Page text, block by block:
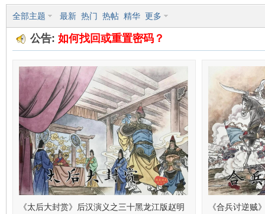
全部主题 最新 热门 热帖 精华 更多
公告: 如何找回或重置密码？
《太后大封赏》后汉演义之三十黑龙江版赵明
《合兵讨逆贼